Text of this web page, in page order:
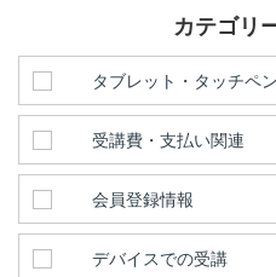
カテゴリ
タブレット・タッチペ
受講費・支払い関連
会員登録情報
デバイスでの受講